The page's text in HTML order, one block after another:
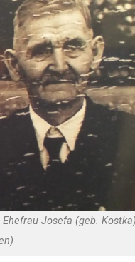
Josefa (geb.